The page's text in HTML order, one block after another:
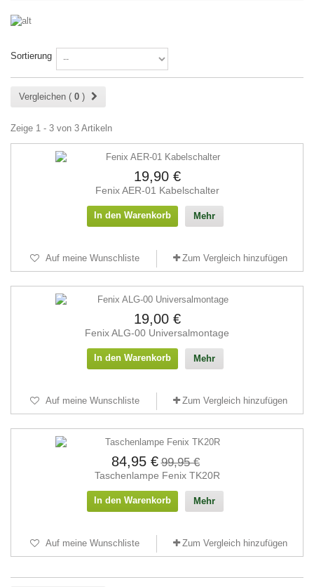
Sortierung
Vergleichen ( 0 )
Zeige 1 - 3 von 3 Artikeln
19,90 €
Fenix AER-01 Kabelschalter
In den Warenkorb Mehr
Auf meine Wunschliste Zum Vergleich hinzufügen
19,00 €
Fenix ALG-00 Universalmontage
In den Warenkorb Mehr
Auf meine Wunschliste Zum Vergleich hinzufügen
84,95 € 99,95 €
Taschenlampe Fenix TK20R
In den Warenkorb Mehr
Auf meine Wunschliste Zum Vergleich hinzufügen